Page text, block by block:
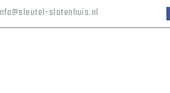
slotenhuis.nl